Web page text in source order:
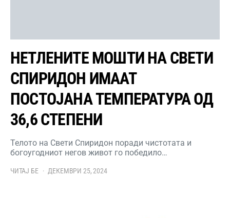
НЕТЛЕНИТЕ МОШТИ НА СВЕТИ
СПИРИДОН ИМААТ
ПОСТОЈАНА ТЕМПЕРАТУРА ОД
36,6 СТЕПЕНИ
Телото на Свети Спиридон поради чистотата и
богоугодниот негов живот го победило…
ЧИТАЈ БЕ ДЕКЕМВРИ 25, 2024